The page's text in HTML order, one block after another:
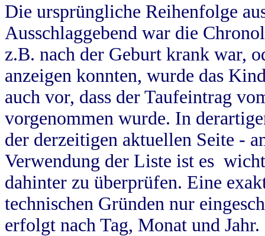
Die ursprüngliche Reihenfolge
Ausschlaggebend war die
z.B. nach der Geburt krank war,
anzeigen konnten, wurde das
auch vor, dass der Taufeintrag
vorgenommen wurde. In
der derzeitigen aktuellen Seite -
Verwendung der Liste ist es
dahinter zu überprüfen. Eine
technischen Gründen nur
erfolgt nach Tag, Monat und Jahr.